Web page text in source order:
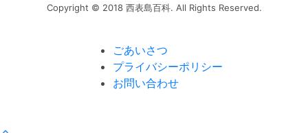
Copyright © 2018 西表島百科. All Rights Reserved.
ごあいさつ
プライバシーポリシー
お問い合わせ